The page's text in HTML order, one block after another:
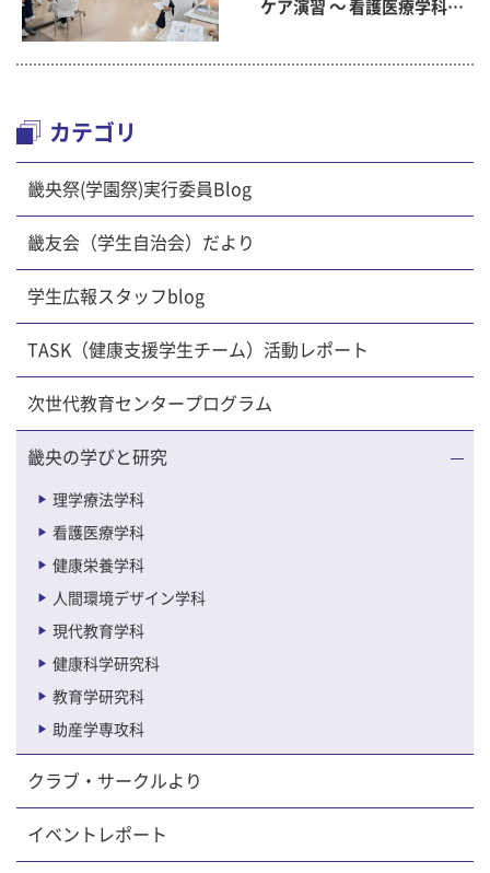
ケア演習 ～ 看護医療学科
カテゴリ
畿央祭(学園祭)実行委員Blog
畿友会（学生自治会）だより
学生広報スタッフblog
TASK（健康支援学生チーム）活動レポート
次世代教育センタープログラム
畿央の学びと研究
理学療法学科
看護医療学科
健康栄養学科
人間環境デザイン学科
現代教育学科
健康科学研究科
教育学研究科
助産学専攻科
クラブ・サークルより
イベントレポート